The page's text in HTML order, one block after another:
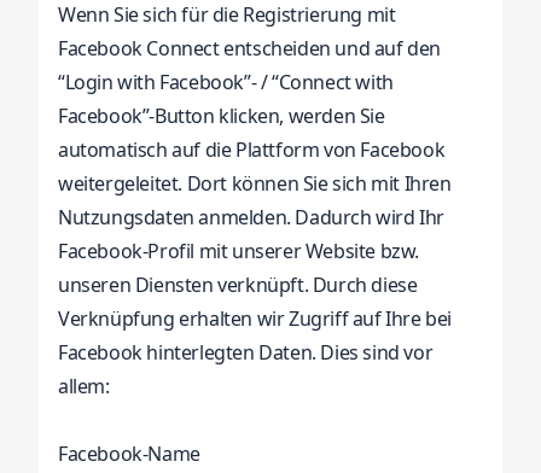
Wenn Sie sich für die Registrierung mit
Facebook Connect entscheiden und auf den
“Login with Facebook”- / “Connect with
Facebook”-Button klicken, werden Sie
automatisch auf die Plattform von Facebook
weitergeleitet. Dort können Sie sich mit Ihren
Nutzungsdaten anmelden. Dadurch wird Ihr
Facebook-Profil mit unserer Website bzw.
unseren Diensten verknüpft. Durch diese
Verknüpfung erhalten wir Zugriff auf Ihre bei
Facebook hinterlegten Daten. Dies sind vor
allem:
Facebook-Name